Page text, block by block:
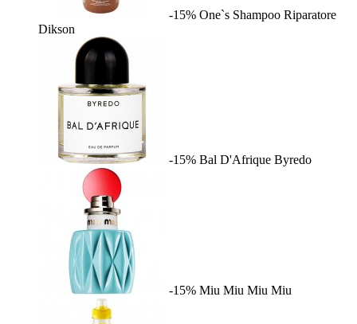
-15% One`s Shampoo Riparatore
Dikson
-15% Bal D'Afrique Byredo
-15% Miu Miu Miu Miu